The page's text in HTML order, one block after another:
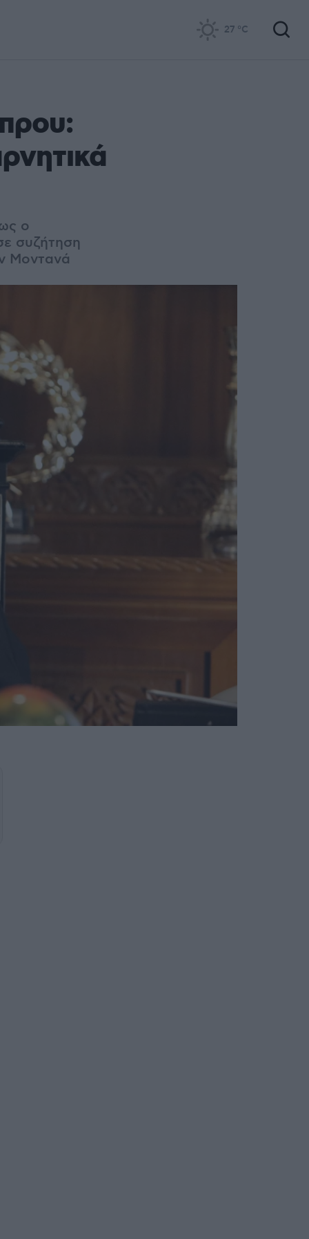
27 °C
ο
συζήτηση
Μοντανά